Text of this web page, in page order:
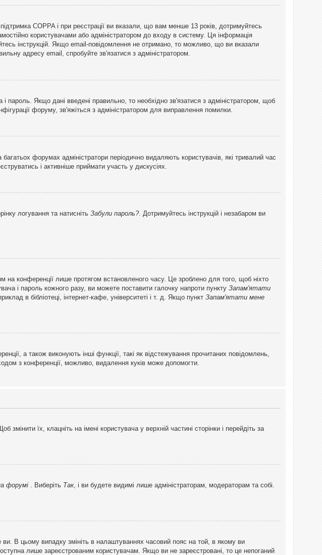
COPPA і при реєстрації ви вказали, що вам менше 13 років, дотримуйтесь
користувачами або адміністратором до входу в систему. Ця інформація
інструкцій. Якщо email-повідомлення не отримано, то можливо, що ви вказали
адресу email, спробуйте зв'язатися з адміністратором.
Якщо дані введені правильно, то необхідно зв'язатися з адміністратором, щоб
форуму, зв'яжіться з адміністратором для виправлення помилки.
форумах адміністратори періодично видаляють користувачів, які тривалий час
і активніше приймати участь у дискусіях.
логування та натисніть Забули пароль?. Дотримуйтесь інструкцій і незабаром ви
на конференції лише протягом встановленого часу. Це зроблено для того, щоб ніхто
і пароль кожного разу, ви можете поставити галочку напроти пункту Запам'ятати
в бібліотеці, інтернет-кафе, університеті і т. д. Якщо пункт Запам'ятати мене
а також виконують інші функції, такі як відстежування прочитаних повідомлень,
з конференції, можливо, видалення куків може допомогти.
їх, клацніть на імені користувача у верхній частині сторінки і перейдіть за
форумі . Виберіть Так, і ви будете видимі лише адміністраторам, модераторам та собі.
В цьому випадку змініть в налаштуваннях часовий пояс на той, в якому ви
лише зареєстрованим користувачам. Якщо ви не зареєстровані, то це непоганий